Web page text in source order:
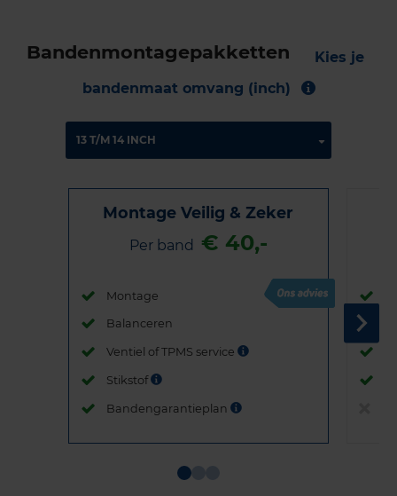
Bandenmontagepakketten
Kies je
bandenmaat omvang (inch)
Montage Veilig & Zeker
Per band € 40,-
Montage
Balanceren
Ventiel of TPMS service
Stikstof
Bandengarantieplan